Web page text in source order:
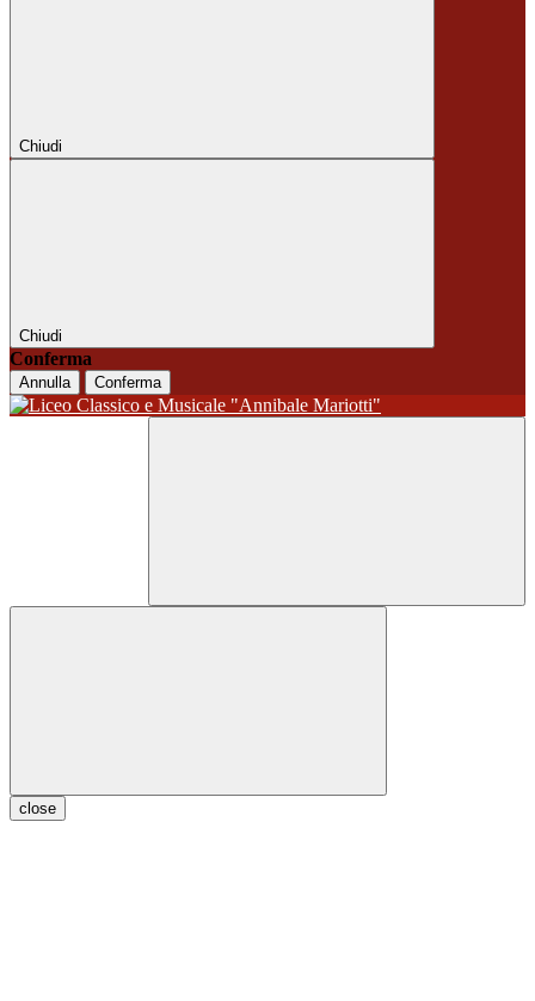
Chiudi
Chiudi
Conferma
Annulla Conferma
close